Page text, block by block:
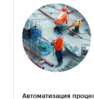
На территории жилого
и Жозефина» (Одесса)
двухуровневый паркинг.
Примечание:
При строительстве
Автоматизация